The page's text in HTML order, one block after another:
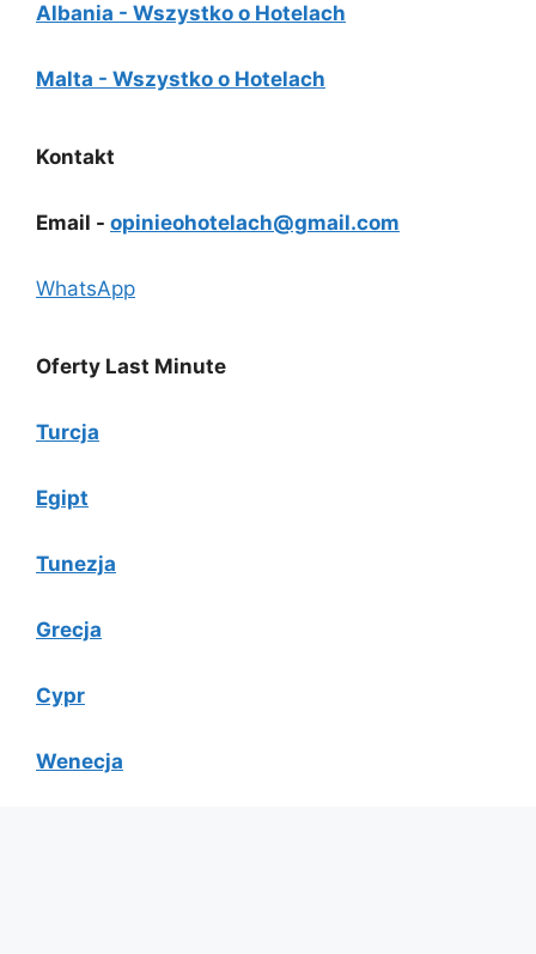
Albania - Wszystko o Hotelach
Malta - Wszystko o Hotelach
Kontakt
Email - opinieohotelach@gmail.com
WhatsApp
Oferty Last Minute
Turcja
Egipt
Tunezja
Grecja
Cypr
Wenecja